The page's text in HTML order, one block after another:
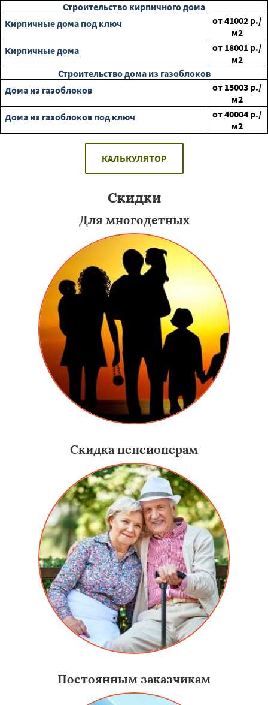
Строительство кирпичного дома
Кирпичные дома под ключ
от41002 р./
м2
Кирпичные дома
от 18001 р./
м2
Строительство дома из газоблоков
Дома из газоблоков
от 15003 р./
м2
Дома из газоблоков под ключ
от40004 р./
м2
КАЛЬКУЛЯТОР
Скидки
Для многодетных
Скидка пенсионерам
Постоянным заказчикам